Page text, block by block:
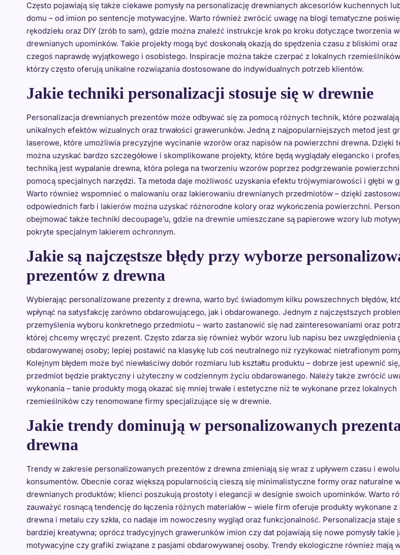
Często pojawiają się także ciekawe pomysły na personalizację drewnianych akcesoriów kuchennych
domu – od imion po sentencje motywacyjne. Warto również zwrócić uwagę na blogi tematyczne
rękodziełu oraz DIY (zrób to sam), gdzie można znaleźć instrukcje krok po kroku dotyczące tworzenia
drewnianych upominków. Takie projekty mogą być doskonałą okazją do spędzenia czasu z bliskimi
czegoś naprawdę wyjątkowego i osobistego. Inspiracje można także czerpać z lokalnych
którzy często oferują unikalne rozwiązania dostosowane do indywidualnych potrzeb klientów.
Jakie techniki personalizacji stosuje się w drewnie
Personalizacja drewnianych prezentów może odbywać się za pomocą różnych technik, które
unikalnych efektów wizualnych oraz trwałości grawerunków. Jedną z najpopularniejszych metod jest
laserowe, które umożliwia precyzyjne wycinanie wzorów oraz napisów na powierzchni drewna. Dzięki
można uzyskać bardzo szczegółowe i skomplikowane projekty, które będą wyglądały elegancko i
techniką jest wypalanie drewna, która polega na tworzeniu wzorów poprzez podgrzewanie powierzchni
pomocą specjalnych narzędzi. Ta metoda daje możliwość uzyskania efektu trójwymiarowości i głębi w
Warto również wspomnieć o malowaniu oraz lakierowaniu drewnianych przedmiotów – dzięki
odpowiednich farb i lakierów można uzyskać różnorodne kolory oraz wykończenia powierzchni.
obejmować także techniki decoupage’u, gdzie na drewnie umieszczane są papierowe wzory lub
pokryte specjalnym lakierem ochronnym.
Jakie są najczęstsze błędy przy wyborze
prezentów z drewna
Wybierając personalizowane prezenty z drewna, warto być świadomym kilku powszechnych błędów,
wpłynąć na satysfakcję zarówno obdarowującego, jak i obdarowanego. Jednym z najczęstszych
przemyślenia wyboru konkretnego przedmiotu – warto zastanowić się nad zainteresowaniami oraz
której chcemy wręczyć prezent. Często zdarza się również wybór wzoru lub napisu bez uwzględnienia
obdarowywanej osoby; lepiej postawić na klasykę lub coś neutralnego niż ryzykować nietrafionym
Kolejnym błędem może być niewłaściwy dobór rozmiaru lub kształtu produktu – dobrze jest upewnić
przedmiot będzie praktyczny i użyteczny w codziennym życiu obdarowanego. Należy także zwrócić
wykonania – tanie produkty mogą okazać się mniej trwałe i estetyczne niż te wykonane przez lokalnych
rzemieślników czy renomowane firmy specjalizujące się w drewnie.
Jakie trendy dominują w personalizowanych
drewna
Trendy w zakresie personalizowanych prezentów z drewna zmieniają się wraz z upływem czasu i
konsumentów. Obecnie coraz większą popularnością cieszą się minimalistyczne formy oraz naturalne
drewnianych produktów; klienci poszukują prostoty i elegancji w designie swoich upominków. Warto
zauważyć rosnącą tendencję do łączenia różnych materiałów – wiele firm oferuje produkty wykonane
drewna i metalu czy szkła, co nadaje im nowoczesny wygląd oraz funkcjonalność. Personalizacja staje
bardziej kreatywna; oprócz tradycyjnych grawerunków imion czy dat pojawiają się nowe pomysły takie
motywacyjne czy grafiki związane z pasjami obdarowywanej osoby. Trendy ekologiczne również mają